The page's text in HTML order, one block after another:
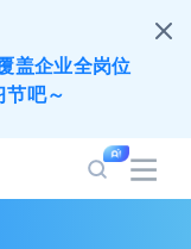
盖企业全岗位
节吧～
验，快带团队